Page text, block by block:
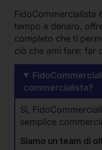
FidoCommercialista
tempo e denaro,
completo che ti
ciò che ami fare: far
commercialista?
Sì,
semplice
Siamo un team di